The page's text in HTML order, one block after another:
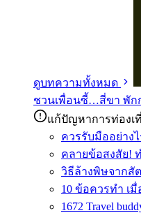
ดูบทความทั้งหมด
ชวนเพื่อนซี้…สี่ขา พัก
แก้ปัญหาการท่องเ
ควรรับมืออย่าง
คลายข้อสงสัย!
วิธีล้างพิษจากสั
10 ข้อควรทำ เ
1672 Travel